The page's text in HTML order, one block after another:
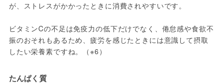
が、ストレスがかかったときに消費されやすいです。
ビタミンCの不足は免疫力の低下だけでなく、倦怠感や食欲不
振のおそれもあるため、疲労を感じたときには意識して摂取
したい栄養素ですね。（※6）
たんぱく質